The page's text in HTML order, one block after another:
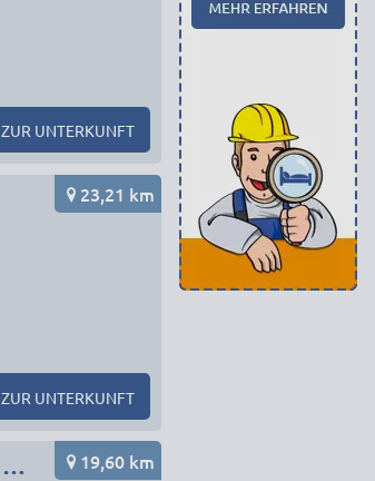
ZUR UNTERKUNFT
23,21 km
ZUR UNTERKUNFT
Monteurunterkunft in München Umgebung nach Wunsch / Bedürfnis 19,60 km